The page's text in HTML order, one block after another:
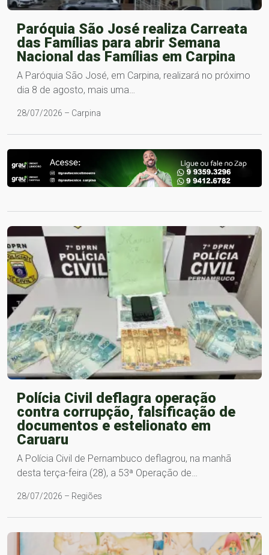
Paróquia São José realiza Carreata
das Famílias para abrir Semana
Nacional das Famílias em Carpina
A Paróquia São José, em Carpina, realizará no próximo
dia 8 de agosto, mais uma…
28/07/2026 – Carpina
Polícia Civil deflagra operação
contra corrupção, falsificação de
documentos e estelionato em
Caruaru
A Polícia Civil de Pernambuco deflagrou, na manhã
desta terça-feira (28), a 53ª Operação de…
28/07/2026 – Regiões